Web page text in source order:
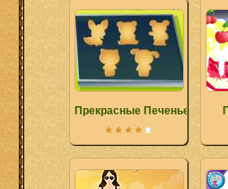
Прекрасные Печенье